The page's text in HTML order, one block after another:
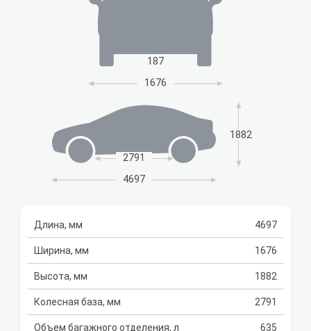
187
1676
2791
1882
4697
Длина, мм 4697
Ширина, мм 1676
Высота, мм 1882
Колесная база, мм 2791
Объем багажного отделения, л 635